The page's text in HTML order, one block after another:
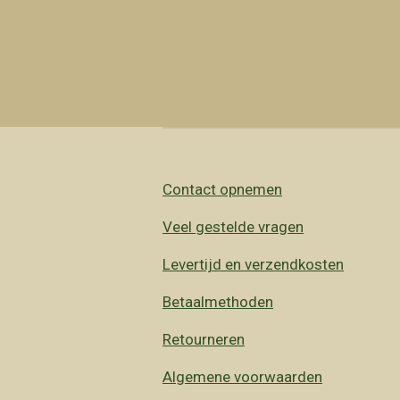
Contact opnemen
Veel gestelde vragen
Levertijd en verzendkosten
Betaalmethoden
Retourneren
Algemene voorwaarden